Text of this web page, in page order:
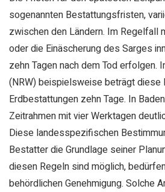
sogenannten Bestattungsfristen,
zwischen den Ländern. Im Regelfall
oder die Einäscherung des Sarges
zehn Tagen nach dem Tod erfolgen.
(NRW) beispielsweise beträgt diese
Erdbestattungen zehn Tage. In
Zeitrahmen mit vier Werktagen
Diese landesspezifischen
Bestatter die Grundlage seiner
diesen Regeln sind möglich,
behördlichen Genehmigung. Solche